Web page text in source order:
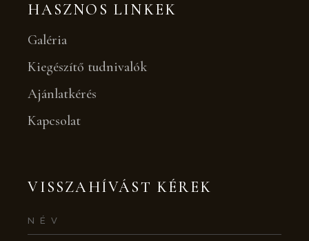
HASZNOS LINKEK
Galéria
Kiegészítő tudnivalók
Ajánlatkérés
Kapcsolat
VISSZAHÍVÁST KÉREK